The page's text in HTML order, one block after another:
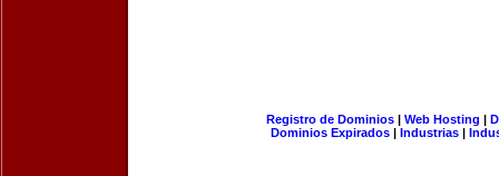
Registro de Dominios| Web Hosting |
Dominios Expirados | Industrias |